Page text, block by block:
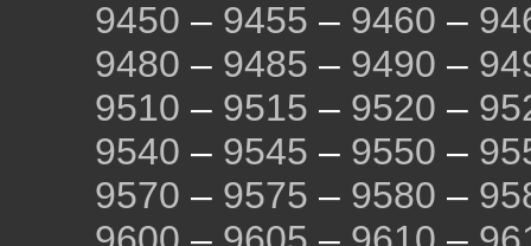
9450 – 9455 – 9460 –
9480 – 9485 – 9490 –
9510 – 9515 – 9520 –
9540 – 9545 – 9550 –
9570 – 9575 – 9580 –